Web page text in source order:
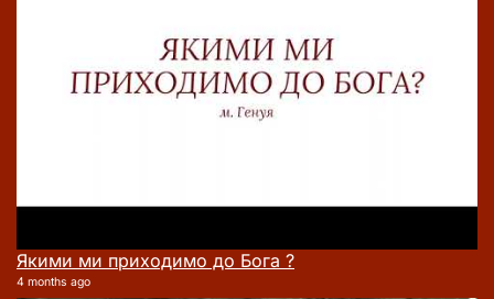
Якими ми приходимо до Бога ?
4 months ago